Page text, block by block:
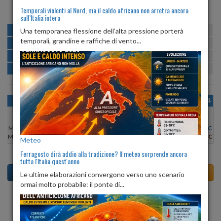
MATTINA min:19º max:26º U:
POMERIGGIO min:27º max:29º
SERA min:23º max:29º U:79% 91%
NOTTE min: 20º max:21º U:94%
OGGI
Min:
24°C
Max:25°C
DOM 09
Min:
Max:27°C
LUN 10
Min:28°C
Max:29°C
MAR 11
Min:
28°C
Max:29°C
MER 12
Max:26°C
GIO 13
Min:26°C
Max:26°C
VEN 14
27°C
Max:29°C
Previsioni del Tempo a Terres tra 6 giorni
Temporali violenti al Nord, ma il caldo africano non arretra ancora
sull’Italia intera
Una temporanea flessione dell’alta pressione porterà
temporali, grandine e raffiche di vento...
Meteo
Ferragosto dirà addio alla tradizione? Il meteo sorprende ancora
tutta l'Italia quest'anno
Le ultime elaborazioni convergono verso uno scenario
ormai molto probabile: il ponte di...